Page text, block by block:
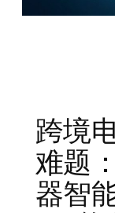
跨境
难题
器智